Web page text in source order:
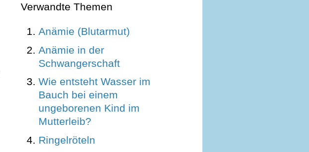
Verwandte Themen
Anämie (Blutarmut)
Anämie in der
Schwangerschaft
Wie entsteht Wasser im
Bauch bei einem
ungeborenen Kind im
Mutterleib?
Ringelröteln